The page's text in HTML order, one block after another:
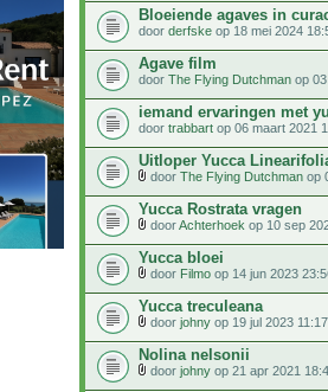
Bloeiende agaves in
door derfske op 18 mei 2024
Agave film
door The Flying Dutchman op
iemand ervaringen met
door trabbart op 06 maart 2021
Uitloper Yucca
door The Flying Dutchman op
Yucca Rostrata vragen
doorAchterhoek op 10 sep
Yucca bloei
door Filmo op 14 jun 2023
Yucca treculeana
door johny op 19 jul 2023 11:17
Nolina nelsonii
door johny op 21 apr 2021